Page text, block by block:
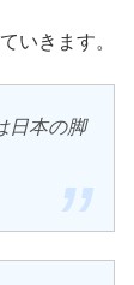
いきます。
日本の脚